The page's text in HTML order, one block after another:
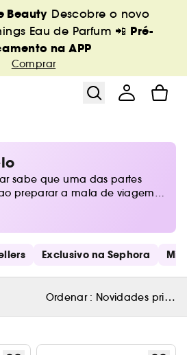
Beauty Descobre o novo
Eau de Parfum 📲 Pré-
na APP
Comprar
sabe que uma das partes
preparar a mala de viagem é
ir diretamente para a
Exclusivo na Sephora
Ordenar : Novidades